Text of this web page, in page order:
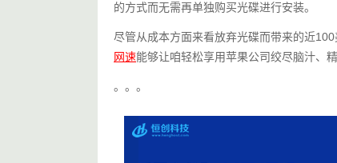
的方式而无需再单独购买光碟进行安装。
尽管从成本方面来看放弃光碟而带来的近
网速能够让咱轻松享用苹果公司绞尽脑汁、
。。。